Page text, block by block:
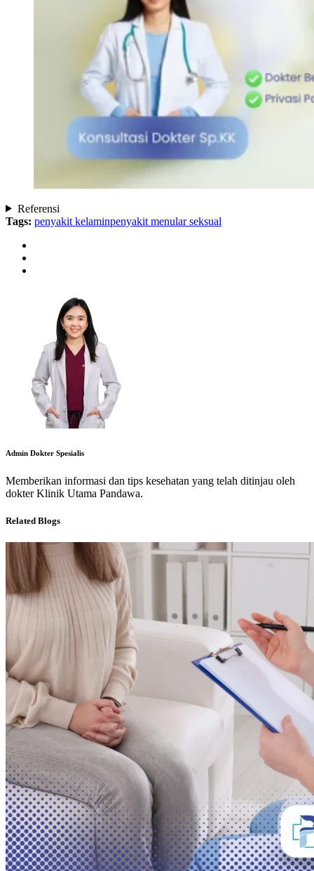
Referensi
Tags: penyakit kelaminpenyakit menular seksual
Admin Dokter Spesialis
Memberikan informasi dan tips kesehatan yang telah ditinjau oleh
dokter Klinik Utama Pandawa.
Related Blogs